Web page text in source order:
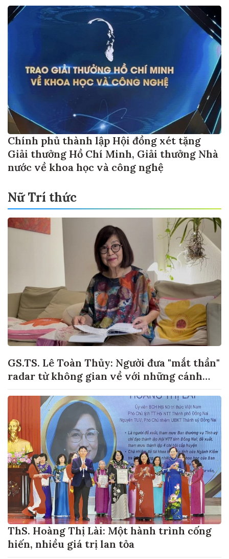
Chính phủ thành lập Hội đồng xét tặng
Giải thưởng Hồ Chí Minh, Giải thưởng Nhà
nước về khoa học và công nghệ
Nữ Trí thức
GS.TS. Lê Toàn Thủy: Người đưa "mắt thần"
radar từ không gian về với những cánh
ThS. Hoàng Thị Lài: Một hành trình cống
hiến, nhiều giá trị lan tỏa